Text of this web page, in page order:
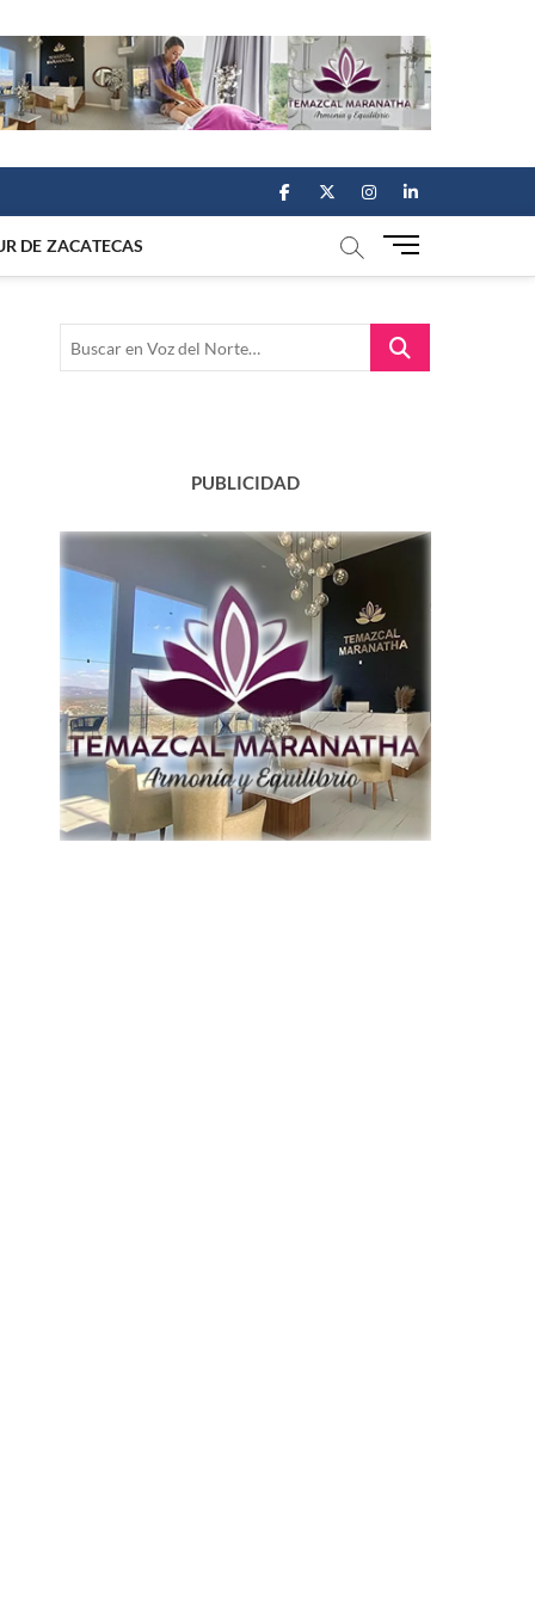
facebook
twitterinstagram
linkedin
DE ZACATECAS
M
u
B
u
Buscar
PUBLICIDAD